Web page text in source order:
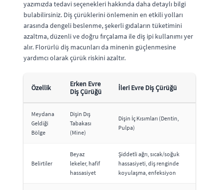
yazımızda tedavi seçenekleri hakkında daha detaylı bilgi
bulabilirsiniz. Diş çürüklerini önlemenin en etkili yolları
arasında dengeli beslenme, şekerli gıdaların tüketimini
azaltma, düzenli ve doğru fırçalama ile diş ipi kullanımı yer
alır. Florürlü diş macunları da minenin güçlenmesine
yardımcı olarak çürük riskini azaltır.
Özellik
Erken Evre
Diş Çürüğü
İleri Evre Diş Çürüğü
Meydana
Geldiği
Bölge
Dişin Dış
Tabakası
(Mine)
Dişin İç Kısımları (Dentin,
Pulpa)
Belirtiler
Beyaz
lekeler, hafif
hassasiyet
Şiddetli ağrı, sıcak/soğuk
hassasiyeti, diş renginde
koyulaşma, enfeksiyon